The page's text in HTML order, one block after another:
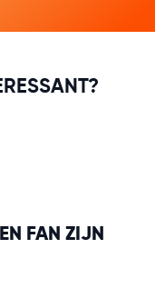
FAN ZIJN